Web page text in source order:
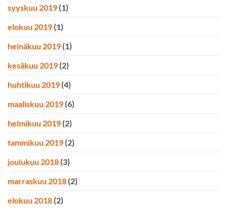
syyskuu 2019 (1)
elokuu 2019 (1)
heinäkuu 2019 (1)
kesäkuu 2019 (2)
huhtikuu 2019 (4)
maaliskuu 2019 (6)
helmikuu 2019 (2)
tammikuu 2019 (2)
joulukuu 2018 (3)
marraskuu 2018 (2)
elokuu 2018 (2)